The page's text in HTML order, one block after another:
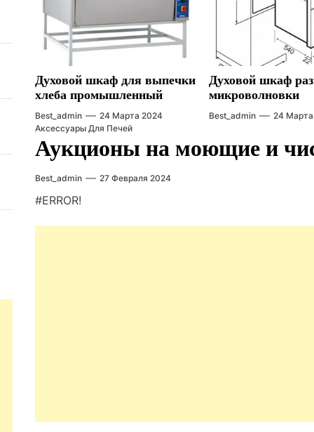
Духовой шкаф для выпечки
хлеба промышленный
Best_admin 24 Марта 2024
Духовой шкаф
микроволновки
Best_admin
24
Аксессуары Для Печей
Аукционы на моющие и
Best_admin 27 Февраля 2024
#ERROR!